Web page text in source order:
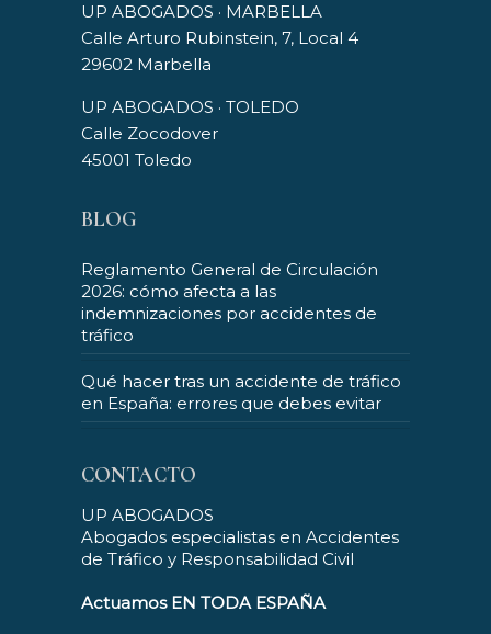
UP ABOGADOS · MARBELLA
Calle Arturo Rubinstein, 7, Local 4
29602 Marbella
UP ABOGADOS · TOLEDO
Calle Zocodover
45001 Toledo
BLOG
Reglamento General de Circulación
2026: cómo afecta a las
indemnizaciones por accidentes de
tráfico
Qué hacer tras un accidente de tráfico
en España: errores que debes evitar
CONTACTO
UP ABOGADOS
Abogados especialistas en Accidentes
de Tráfico y Responsabilidad Civil
Actuamos EN TODA ESPAÑA